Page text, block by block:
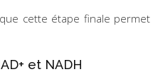
cette étape finale
et NADH